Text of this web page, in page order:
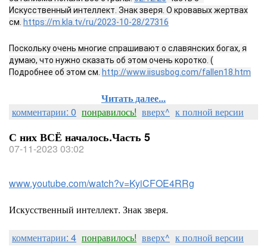
Искусственный интеллект. Знак зверя. О кровавых жертвах
см. https://m.kla.tv/ru/2023-10-28/27316
Поскольку очень многие спрашивают о славянских богах, я
думаю, что нужно сказать об этом очень коротко. (
Подробнее об этом см. http://www.iisusbog.com/fallen18.htm
Читать далее...
комментарии: 0 понравилось! вверх^ к полной версии
С них ВСЁ началось.Часть 5
07-11-2023 03:02
www.youtube.com/watch?v=KyiCFOE4RRg
Искусственный интеллект. Знак зверя.
комментарии: 4 понравилось! вверх^ к полной версии